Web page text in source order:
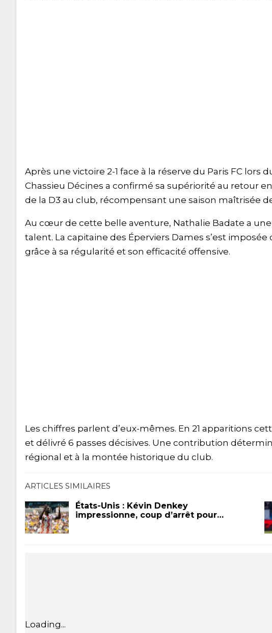
Après une victoire 2-1 face à la réserve du Paris FC lors
Chassieu Décines a confirmé sa supériorité au retour
de la D3 au club, récompensant une saison maîtrisée
Au cœur de cette belle aventure, Nathalie Badate a
talent. La capitaine des Éperviers Dames s’est
grâce à sa régularité et son efficacité offensive.
Les chiffres parlent d’eux-mêmes. En 21 apparitions
et délivré 6 passes décisives. Une contribution
régional et à la montée historique du club.
ARTICLES SIMILAIRES
États-Unis : Kévin Denkey
impressionne, coup d’arrêt pour…
Loading...